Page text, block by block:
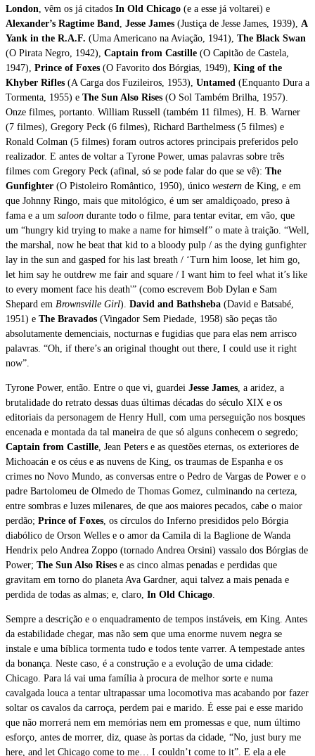
London , vêm os já citados In Old Chicago (e a esse já voltarei) e
Alexander’s Ragtime Band
Jesse James (Justiça de Jesse James, 1939), A
Yank in the R.A.F. (Uma Americano na Aviação, 1941), The Black Swan
(O Pirata Negro, 1942), Captain from Castille (O Capitão de Castela,
1947), Prince of Foxes (O Favorito dos Bórgias, 1949), King of the
Khyber Rifles (A Carga dos Fuzileiros, 1953), Untamed (Enquanto Dura a
Tormenta, 1955) e The Sun Also Rises (O Sol Também Brilha, 1957).
Onze filmes, portanto. William Russell (também 11 filmes), H. B. Warner
(7 filmes), Gregory Peck (6 filmes), Richard Barthelmess (5 filmes) e
Ronald Colman (5 filmes) foram outros actores principais preferidos pelo
realizador. E antes de voltar a Tyrone Power, umas palavras sobre três
filmes com Gregory Peck (afinal, só se pode falar do que se vê): The
Gunfighter (O Pistoleiro Romântico, 1950), único western de King, e em
que Johnny Ringo, mais que mitológico, é um ser amaldiçoado, preso à
fama e a um saloon durante todo o filme, para tentar evitar, em vão, que
um “hungry kid trying to make a name for himself” o mate à traição. “Well,
the marshal, now he beat that kid to a bloody pulp / as the dying gunfighter
lay in the sun and gasped for his last breath / ‘Turn him loose, let him go,
let him say he outdrew me fair and square / I want him to feel what it’s like
to every moment face his death'” (como escrevem Bob Dylan e Sam
Shepard em Brownsville Girl). David and Bathsheba (David e Batsabé,
1951) e The Bravados (Vingador Sem Piedade, 1958) são peças tão
absolutamente demenciais, nocturnas e fugidias que para elas nem arrisco
palavras. “Oh, if there’s an original thought out there, I could use it right
now”.
Tyrone Power, então. Entre o que vi, guardei Jesse James , a aridez, a
brutalidade do retrato dessas duas últimas décadas do século XIX e os
editoriais da personagem de Henry Hull, com uma perseguição nos bosques
encenada e montada da tal maneira de que só alguns conhecem o segredo;
Captain from Castille , Jean Peters e as questões eternas, os exteriores de
Michoacán e os céus e as nuvens de King, os traumas de Espanha e os
crimes no Novo Mundo, as conversas entre o Pedro de Vargas de Power e o
padre Bartolomeu de Olmedo de Thomas Gomez, culminando na certeza,
entre sombras e luzes milenares, de que aos maiores pecados, cabe o maior
perdão; Prince of Foxes , os círculos do Inferno presididos pelo Bórgia
diabólico de Orson Welles e o amor da Camila di la Baglione de Wanda
Hendrix pelo Andrea Zoppo (tornado Andrea Orsini) vassalo dos Bórgias de
Power; The Sun Also Rises e as cinco almas penadas e perdidas que
gravitam em torno do planeta Ava Gardner, aqui talvez a mais penada e
perdida de todas as almas; e, claro, In Old Chicago
Sempre a descrição e o enquadramento de tempos instáveis, em King. Antes
da estabilidade chegar, mas não sem que uma enorme nuvem negra se
instale e uma bíblica tormenta tudo e todos tente varrer. A tempestade antes
da bonança. Neste caso, é a construção e a evolução de uma cidade:
Chicago. Para lá vai uma família à procura de melhor sorte e numa
cavalgada louca a tentar ultrapassar uma locomotiva mas acabando por fazer
soltar os cavalos da carroça, perdem pai e marido. É esse pai e esse marido
que não morrerá nem em memórias nem em promessas e que, num último
esforço, antes de morrer, diz, quase às portas da cidade, “No, just bury me
here, and let Chicago come to me… I couldn’t come to it”. E ela a ele